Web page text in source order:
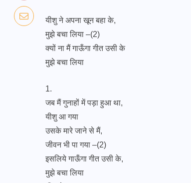
यीशु ने अपना खून बहा के,
मुझे बचा लिया –(2)
क्यों ना मैं गाऊँगा गीत उसी के
मुझे बचा लिया
1.
जब मैं गुनाहों में पड़ा हुआ था,
यीशु आ गया
उसके मारे जाने से मैं,
जीवन भी पा गया –(2)
इसलिये गाऊँगा गीत उसी के,
मुझे बचा लिया